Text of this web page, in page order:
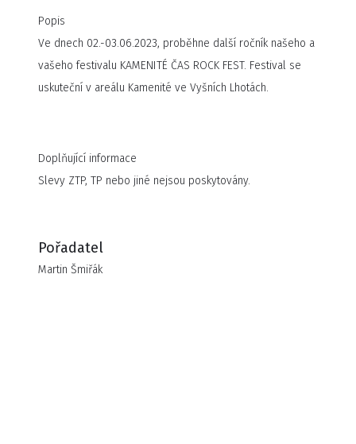
Popis
Ve dnech 02.-03.06.2023, proběhne další ročník našeho a
vašeho festivalu KAMENITÉ ČAS ROCK FEST. Festival se
uskuteční v areálu Kamenité ve Vyšních Lhotách.
Doplňující informace
Slevy ZTP, TP nebo jiné nejsou poskytovány.
Pořadatel
Martin Šmiřák